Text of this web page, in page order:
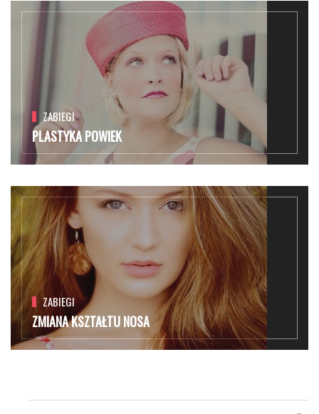
ZABIEGI
PLASTYKA POWIEK
ZABIEGI
ZMIANA KSZTAŁTU NOSA